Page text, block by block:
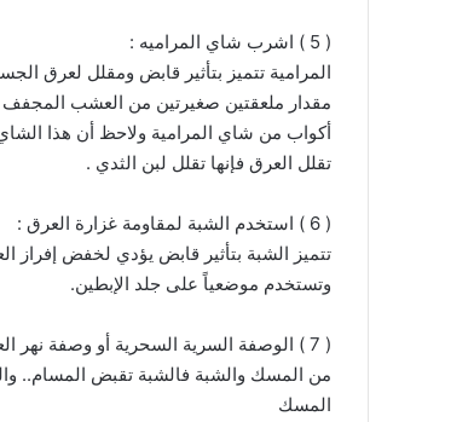
( 5 ) اشرب شاي المراميه :
المرامية تتميز بتأثير قابض ومقلل لعرق
أكواب من شاي المرامية ولاحظ أن هذا
تقلل العرق فإنها تقلل لبن الثدي .
( 6 ) استخدم الشبة لمقاومة غزارة العرق :
تتميز الشبة بتأثير قابض يؤدي لخفض إفراز
وتستخدم موضعياً على جلد الإبطين.
( 7 ) الوصفة السرية السحرية أو وصفة
من المسك والشبة فالشبة تقبض المسام..
المسك